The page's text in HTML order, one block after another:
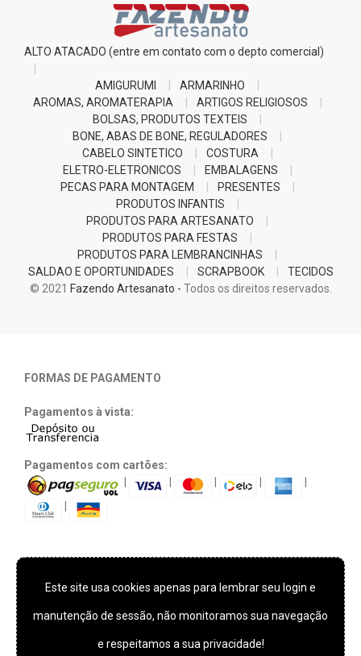
ALTO ATACADO (entre em contato com o depto comercial)
AMIGURUMI
ARMARINHO
AROMAS, AROMATERAPIA
ARTIGOS RELIGIOSOS
BOLSAS, PRODUTOS TEXTEIS
BONE, ABAS DE BONE, REGULADORES
CABELO SINTETICO
COSTURA
ELETRO-ELETRONICOS
EMBALAGENS
PECAS PARA MONTAGEM
PRESENTES
PRODUTOS INFANTIS
PRODUTOS PARA ARTESANATO
PRODUTOS PARA FESTAS
PRODUTOS PARA LEMBRANCINHAS
SALDAO E OPORTUNIDADES
SCRAPBOOK
TECIDOS
© 2021 Fazendo Artesanato - Todos os direitos reservados.
FORMAS DE PAGAMENTO
Pagamentos à vista:
Pagamentos com cartões:
TECNOLOGIA E SEGURANÇA
Este site usa cookies apenas para lembrar seu login e
manutenção de sessão, não monitoramos sua navegação
e respeitamos a sua privacidade!